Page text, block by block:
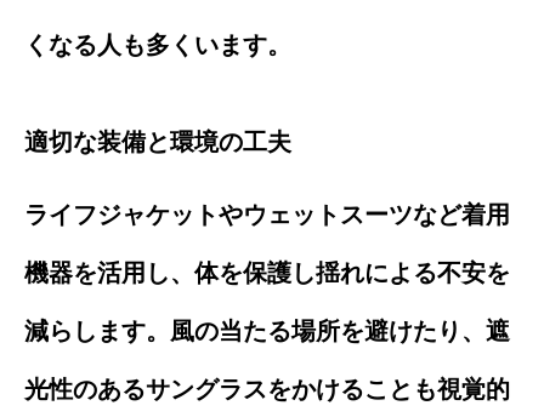
くなる人も多くいます。
適切な装備と環境の工夫
ライフジャケットやウェットスーツなど着用
機器を活用し、体を保護し揺れによる不安を
減らします。風の当たる場所を避けたり、遮
光性のあるサングラスをかけることも視覚的